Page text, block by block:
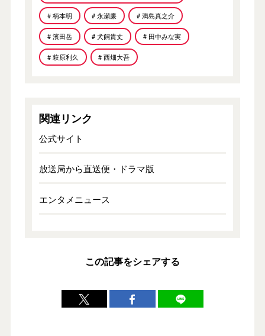
# 柄本明 # 永瀬廉 # 満島真之介
# 濱田岳 # 犬飼貴丈 # 田中みな実
# 萩原利久 # 西畑大吾
関連リンク
公式サイト
放送局から直送便・ドラマ版
エンタメニュース
この記事をシェアする